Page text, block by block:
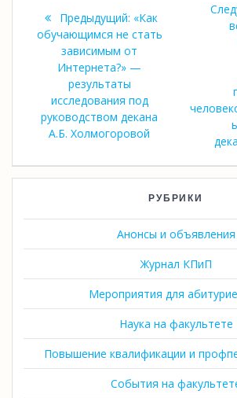
по
записям
Предыдущий: Предыдущая
запись:
«Как
обучающимся не стать
зависимым от
Интернета?» —
результаты
исследования под
руководством декана
А.Б. Холмогоровой
РУБРИКИ
Анонсы и объявления
Журнал КПиП
Мероприятия для
Наука на факультете
Повышение квалификации и
События на